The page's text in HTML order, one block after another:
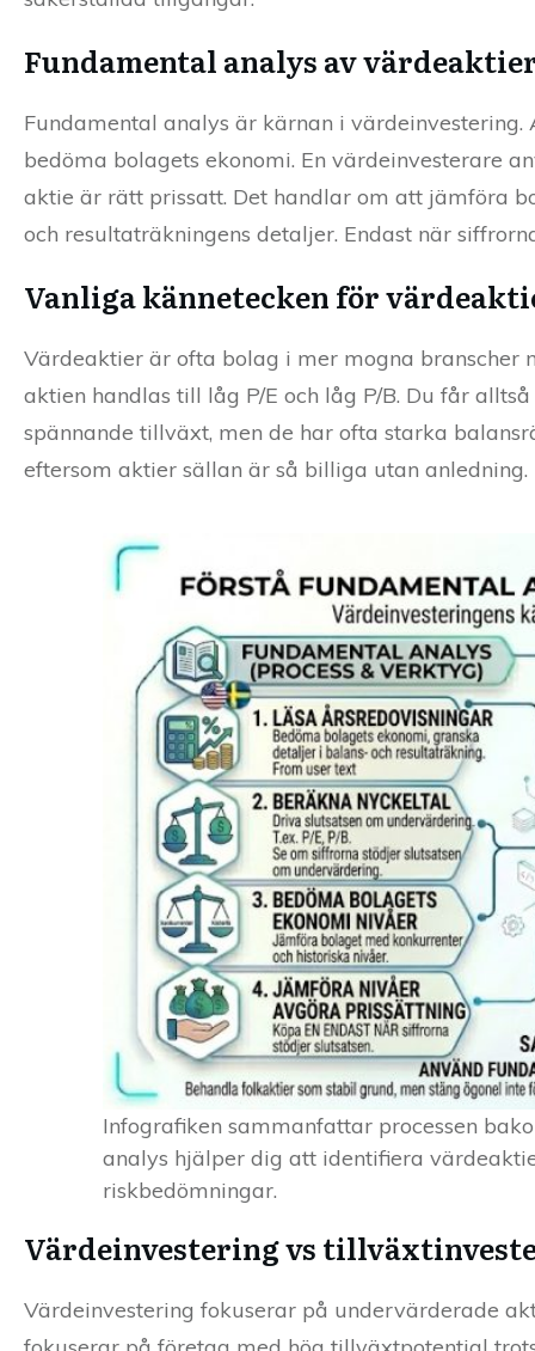
Fundamental analys av
Fundamental analys är kärnan i
bedöma bolagets ekonomi. En värdeinvesterare
aktie är rätt prissatt. Det handlar om att jämföra
och resultaträkningens detaljer. Endast när
Vanliga kännetecken för
Värdeaktier är ofta bolag i mer mogna branscher
aktien handlas till låg P/E och låg P/B. Du får
spännande tillväxt, men de har ofta starka
eftersom aktier sällan är så billiga utan anledning.
Infografiken sammanfattar processen
analys hjälper dig att identifiera
riskbedömningar.
Värdeinvestering vs
Värdeinvestering fokuserar på undervärderade